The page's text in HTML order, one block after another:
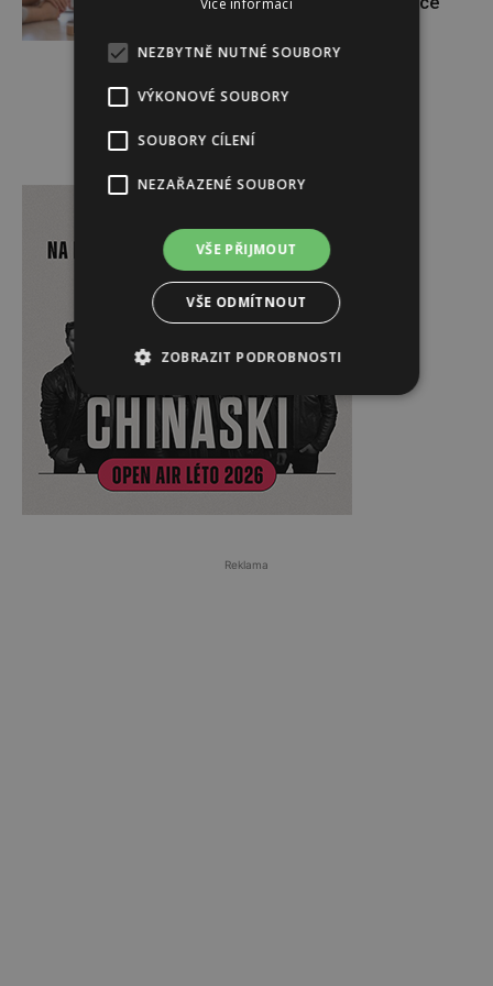
Reklama
NEZBYTNĚ NUTNÉ SOUBORY
VÝKONOVÉ SOUBORY
SOUBORY CÍLENÍ
NEZAŘAZENÉ SOUBORY
VŠE PŘIJMOUT
VŠE ODMÍTNOUT
ZOBRAZIT PODROBNOSTI